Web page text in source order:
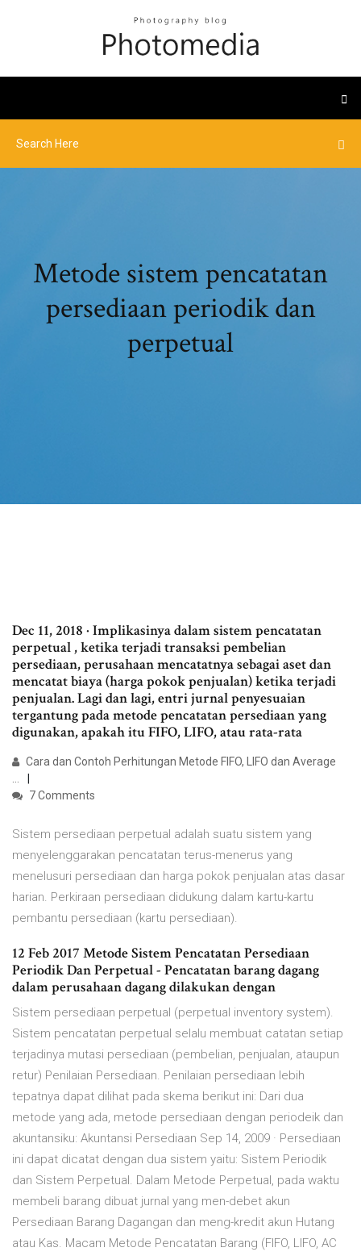
Metode sistem pencatatan
persediaan periodik dan
perpetual
Dec 11, 2018 · Implikasinya dalam sistem pencatatan
perpetual , ketika terjadi transaksi pembelian
persediaan, perusahaan mencatatnya sebagai aset dan
mencatat biaya (harga pokok penjualan) ketika terjadi
penjualan. Lagi dan lagi, entri jurnal penyesuaian
tergantung pada metode pencatatan persediaan yang
digunakan, apakah itu FIFO, LIFO, atau rata-rata
Cara dan Contoh Perhitungan Metode FIFO, LIFO dan Average
...
7 Comments
Sistem persediaan perpetual adalah suatu sistem yang
menyelenggarakan pencatatan terus-menerus yang
menelusuri persediaan dan harga pokok penjualan atas dasar
harian. Perkiraan persediaan didukung dalam kartu-kartu
pembantu persediaan (kartu persediaan).
12 Feb 2017 Metode Sistem Pencatatan Persediaan
Periodik Dan Perpetual - Pencatatan barang dagang
dalam perusahaan dagang dilakukan dengan
Sistem persediaan perpetual (perpetual inventory system).
Sistem pencatatan perpetual selalu membuat catatan setiap
terjadinya mutasi persediaan (pembelian, penjualan, ataupun
retur) Penilaian Persediaan. Penilaian persediaan lebih
tepatnya dapat dilihat pada skema berikut ini: Dari dua
metode yang ada, metode persediaan dengan periodeik dan
akuntansiku: Akuntansi Persediaan Sep 14, 2009 · Persediaan
ini dapat dicatat dengan dua sistem yaitu: Sistem Periodik
dan Sistem Perpetual. Dalam Metode Perpetual, pada waktu
membeli barang dibuat jurnal yang men-debet akun
Persediaan Barang Dagangan dan meng-kredit akun Hutang
atau Kas. Macam Metode Pencatatan Barang (FIFO, LIFO, AC